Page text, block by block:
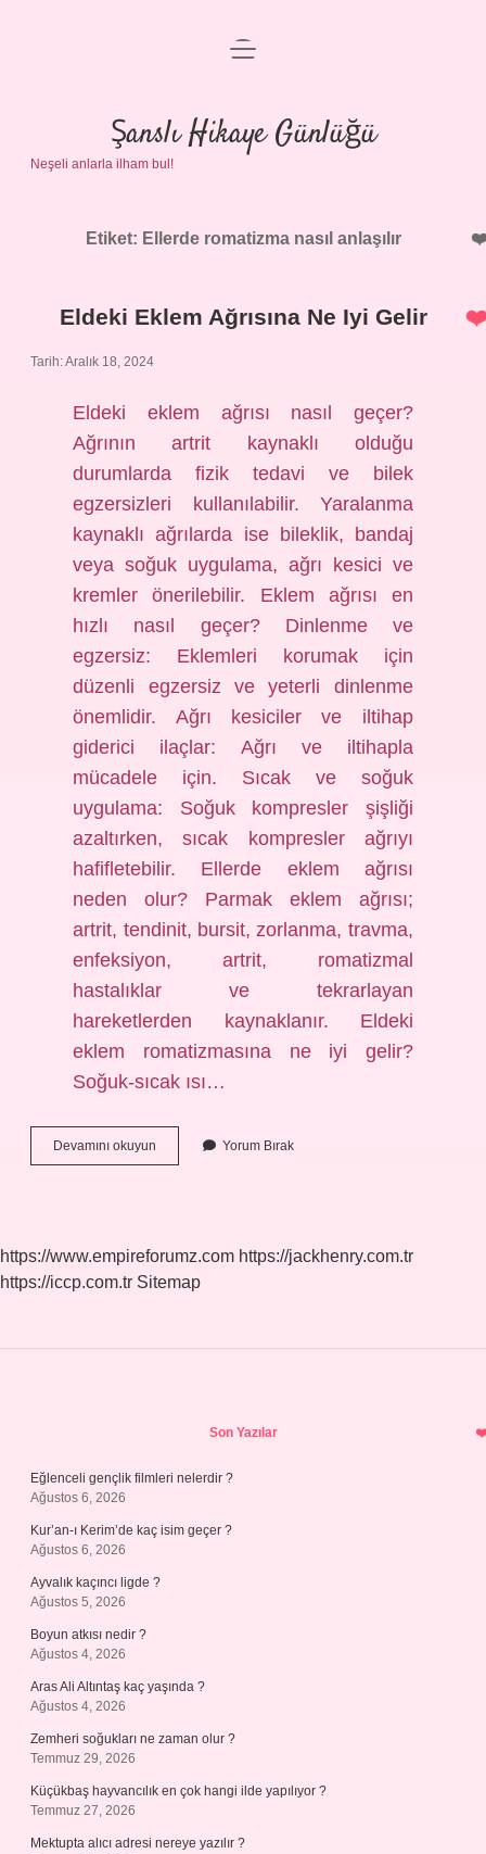
Anasayfa
Gizlilik Politikası
menüyü
Şanslı Hikaye Günlüğü
Neşeli anlarla ilham bul!
Etiket: Ellerde romatizma nasıl anlaşılır
Eldeki Eklem Ağrısına Ne Iyi Gelir
Tarih: Aralık 18, 2024
Eldeki eklem ağrısı nasıl geçer?
Ağrının artrit kaynaklı olduğu
durumlarda fizik tedavi ve bilek
egzersizleri kullanılabilir. Yaralanma
kaynaklı ağrılarda ise bileklik, bandaj
veya soğuk uygulama, ağrı kesici ve
kremler önerilebilir. Eklem ağrısı en
hızlı nasıl geçer? Dinlenme ve
egzersiz: Eklemleri korumak için
düzenli egzersiz ve yeterli dinlenme
önemlidir. Ağrı kesiciler ve iltihap
giderici ilaçlar: Ağrı ve iltihapla
mücadele için. Sıcak ve soğuk
uygulama: Soğuk kompresler şişliği
azaltırken, sıcak kompresler ağrıyı
hafifletebilir. Ellerde eklem ağrısı
neden olur? Parmak eklem ağrısı;
artrit, tendinit, bursit, zorlanma, travma,
enfeksiyon, artrit, romatizmal
hastalıklar ve tekrarlayan
hareketlerden kaynaklanır. Eldeki
eklem romatizmasına ne iyi gelir?
Soğuk-sıcak ısı…
Devamını okuyun
Eklem
Yorum Bırak
https://www.empireforumz.com https://jackhenry.com.tr
https://iccp.com.tr Sitemap
Son Yazılar
Eğlenceli gençlik filmleri nelerdir ?
Ağustos 6, 2026
Kur’an-ı Kerim’de kaç isim geçer ?
Ağustos 6, 2026
Ayvalık kaçıncı ligde ?
Ağustos 5, 2026
Boyun atkısı nedir ?
Ağustos 4, 2026
Aras Ali Altıntaş kaç yaşında ?
Ağustos 4, 2026
Zemheri soğukları ne zaman olur ?
Temmuz 29, 2026
Küçükbaş hayvancılık en çok hangi ilde yapılıyor ?
Temmuz 27, 2026
Mektupta alıcı adresi nereye yazılır ?